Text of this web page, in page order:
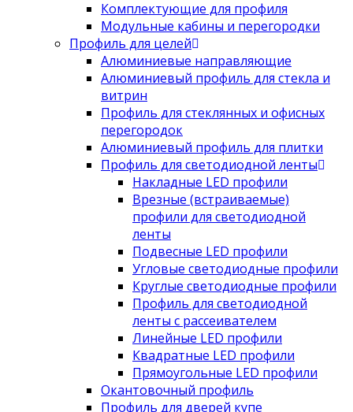
Комплектующие для профиля
Модульные кабины и перегородки
Профиль для целей
Алюминиевые направляющие
Алюминиевый профиль для стекла и
витрин
Профиль для стеклянных и офисных
перегородок
Алюминиевый профиль для плитки
Профиль для светодиодной ленты
Накладные LED профили
Врезные (встраиваемые)
профили для светодиодной
ленты
Подвесные LED профили
Угловые светодиодные профили
Круглые светодиодные профили
Профиль для светодиодной
ленты с рассеивателем
Линейные LED профили
Квадратные LED профили
Прямоугольные LED профили
Окантовочный профиль
Профиль для дверей купе